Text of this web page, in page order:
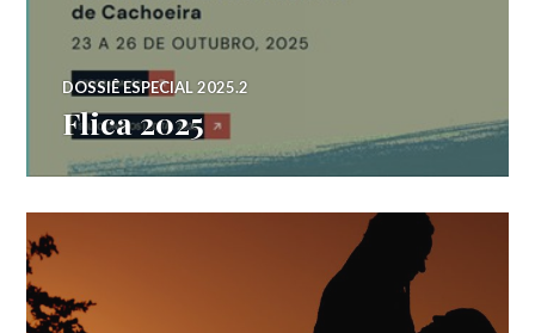
DOSSIÊ ESPECIAL 2025.2
Flica 2025